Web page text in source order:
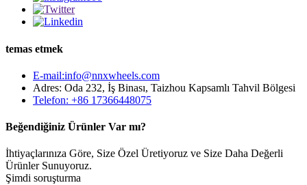
temas etmek
E-mail:info@nnxwheels.com
Adres: Oda 232, İş Binası, Taizhou Kapsamlı Tahvil Bölgesi
Telefon: +86 17366448075
Beğendiğiniz Ürünler Var mı?
İhtiyaçlarınıza Göre, Size Özel Üretiyoruz ve Size Daha Değerli
Ürünler Sunuyoruz.
Şimdi soruşturma